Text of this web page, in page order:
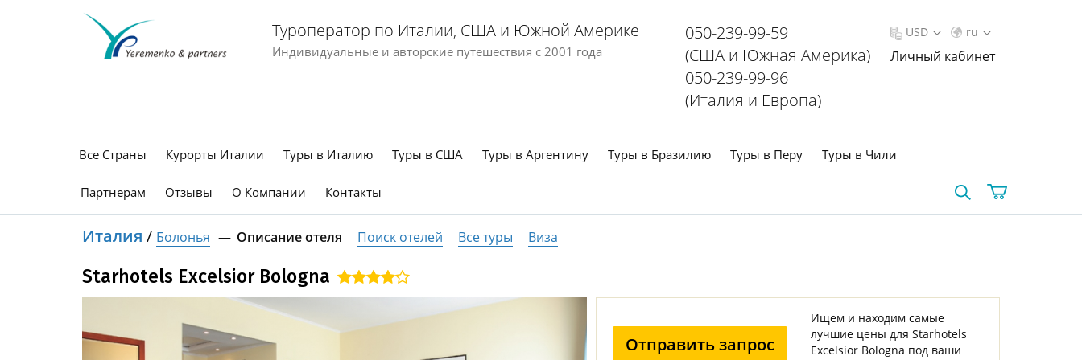
Туроператор по Италии, США и Южной Америке
Индивидуальные и авторские путешествия с 2001 года
050-239-99-59
(США и Южная Америка)
050-239-99-96
(Италия и Европа)
ru
USD
Личный кабинет
Все Страны Курорты Италии Туры в Италию Туры в США Туры в Аргентину Туры в Бразилию Туры в Перу Туры в Чили
Партнерам Отзывы О Компании Контакты
Италия / Болонья Описание отеля Поиск отелей Все туры Виза
Starhotels Excelsior Bologna
Отправить запрос
Ищем и находим самые
лучшие цены для Starhotels
Excelsior Bologna под ваши